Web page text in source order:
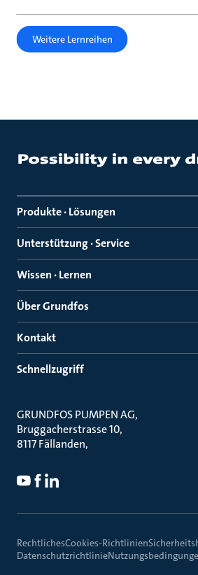
Weitere Lernreihen
Produkte · Lösungen
Unterstützung · Service
Wissen · Lernen
Über Grundfos
Kontakt
Schnellzugriff
GRUNDFOS PUMPEN AG
Bruggacherstrasse 10
8117 Fällanden
RechtlichesCookies-Richtlinien
Datenschutzrichtlinie